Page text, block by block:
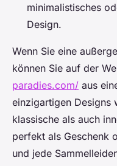
minimalistisches
Design.
Wenn Sie eine
können Sie auf der
paradies.com/ aus
einzigartigen Designs
klassische als auch
perfekt als Geschenk
und jede